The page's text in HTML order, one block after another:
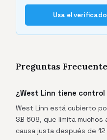
Usa el
Preguntas
¿West Linn tiene
West Linn está cubierto
SB 608, que limita
causa justa después de 12